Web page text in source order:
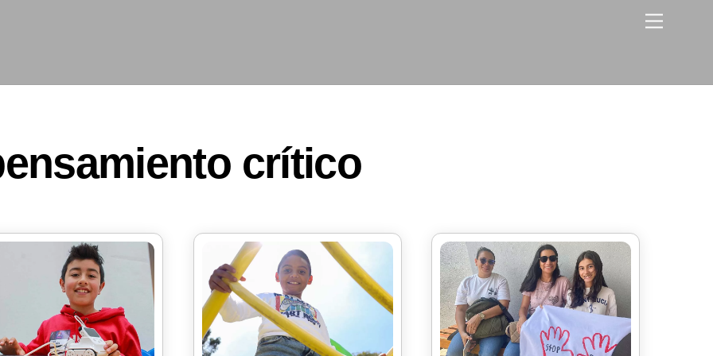
Menu
crítico